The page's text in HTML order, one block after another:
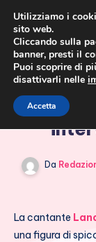
Lana
Da
La cantante
una figura di
Utilizziamo i
sito web.
Cliccando sulla
banner, presti il
Puoi scoprire di
disattivarli nelle
Accetta